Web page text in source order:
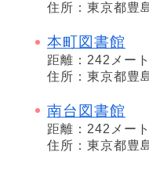
住所：東京都豊
本町図書館
距離：242メー
住所：東京都豊
南台図書館
距離：242メー
住所：東京都豊